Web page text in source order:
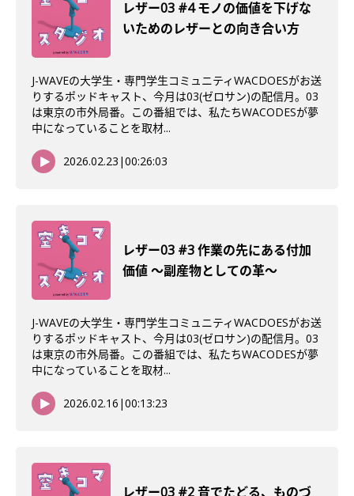
レザー03 #4 モノの価値を下げな
いためのレザーとの向き合い方
J-WAVEの大学生・専門学生コミュニティWACDOESがお送
りするポッドキャスト、今月は03(ゼロサン)の配信月。03
は東京の市外局番。この番組では、私たちWACODESが夢
中になっていることを取材...
2026.02.23 |00:26:03
レザー03 #3 作業の先にある付加
価値 〜副産物としての革〜
J-WAVEの大学生・専門学生コミュニティWACDOESがお送
りするポッドキャスト、今月は03(ゼロサン)の配信月。03
は東京の市外局番。この番組では、私たちWACODESが夢
中になっていることを取材...
2026.02.16 |00:13:23
レザー03 #2 音でたどる、ものづ